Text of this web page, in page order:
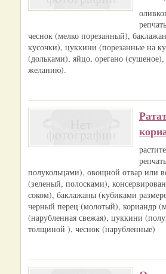
чеснок (мелко порезанный),
кусочки), цуккини (порезанные на
(дольками), яйцо, орегано
желанию).
полукольцами), овощной отвар или
(зеленый, полосками),
соком), баклажаны (кубиками
черный перец (молотый), кориандр
(нарубленная свежая), цуккини
толщиной ), чеснок (нарубленные)